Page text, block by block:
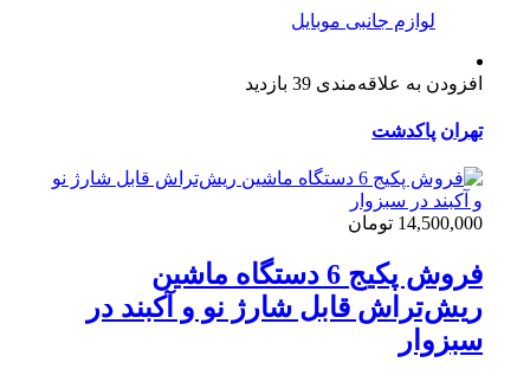
لوازم جانبی موبایل
افزودن به علاقه‌مندی 39 بازدید
تهران پاکدشت
14,500,000 تومان
فروش پکیج 6 دستگاه ماشین
ریش‌تراش قابل شارژ نو و آکبند در
سبزوار